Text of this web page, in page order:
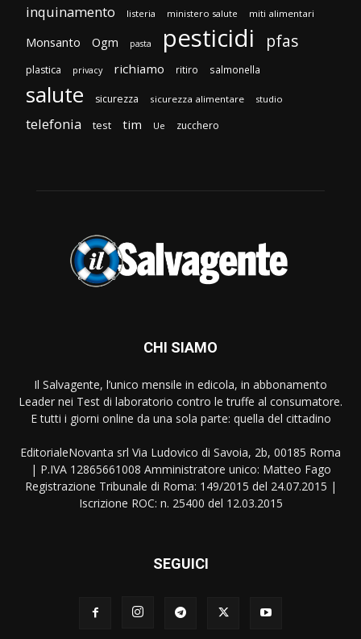
inquinamento listeria ministero salute miti alimentari
Monsanto Ogm pasta pesticidi pfas
plastica privacy richiamo ritiro salmonella
salute sicurezza sicurezza alimentare studio
telefonia test tim Ue zucchero
CHI SIAMO
Il Salvagente, l’unico mensile in edicola, in abbonamento
Leader nei Test di laboratorio contro le truffe al consumatore.
E tutti i giorni online da una sola parte: quella del cittadino
EditorialeNovanta srl Via Ludovico di Savoia, 2b, 00185 Roma
| P.IVA 12865661008 Amministratore unico: Matteo Fago
Registrazione Tribunale di Roma: 149/2015 del 24.07.2015 |
Iscrizione ROC: n. 25400 del 12.03.2015
SEGUICI